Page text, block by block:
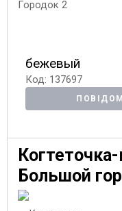
бежевый
Код: 137697
Большой